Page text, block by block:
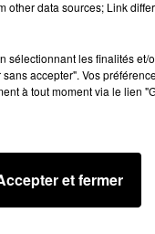
data sources; Link
sélectionnant les finalités et/
accepter". Vos
à tout moment via le lien
et fermer